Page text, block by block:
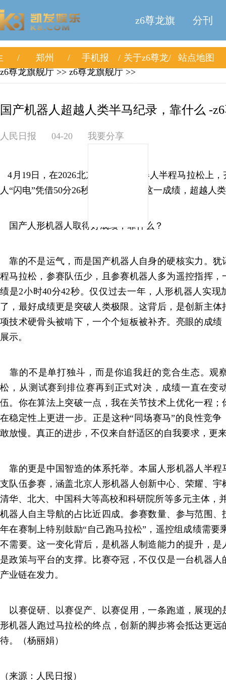
z6尊龙旗
舰厅
分刊
郑州 手机报 关于z6尊龙
站点地图
z6尊龙旗舰厅 >> z6尊龙旗舰厅 >>
国产机器人超越人类半马纪录，靠什么 -
人民日报 04-20 我要分享
4月19日，在2026北京亦庄人形机器人半程马拉松上
人“闪电”凭借50分26秒的成绩夺冠。这一成绩，超越人
国产人形机器人取得好成绩，靠什么？
靠的不是运气，而是国产机器人自身的硬核实力。犹
程马拉松，参赛队伍少，且参赛机器人多为遥控指挥
绩是2小时40分42秒。仅仅过去一年，人形机器人实现
了，最好成绩更是突破人类极限。这背后，是创新主
项技术硬骨头被啃下，一个个短板被补齐。亮眼的成
展示。
靠的不是单打独斗，而是你追我赶的竞合生态。观
松，从测试赛到排位赛再到正式对决，成绩一直在变
伍。你在算法上突破一点，我在关节技术上优化一程
在稳定性上更进一步。正是这种“同场赛马”的良性竞
敢放慢。真正的进步，不仅来自舒适区的自我要求，更
靠的更是中国智造的体系托举。本届人形机器人半程
支队伍参赛，涵盖北京人形机器人创新中心、荣耀、
清华、北大、中国科大等高校和科研院所等多元主体，
机器人自主导航的占比近四成。参赛数量、参与范围
年在赛制上特别鼓励“自己跑马拉松”，遥控组成绩需要
不需要。这一变化背后，是机器人制造能力的提升，
是政策与平台的支撑。比赛夺冠，不仅仅是一台机器
产业链在发力。
以赛促研、以赛促产、以赛促用，一条跑道，展现的
形机器人跑过马拉松的终点，创新的脚步将会抵达更
待。（杨丽娟）
（来源：人民日报）